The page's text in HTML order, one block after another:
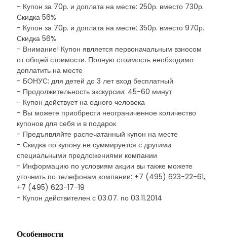
- Купон за 70р. и доплата на месте: 250р. вместо 730р.
Скидка 56%
- Купон за 70р. и доплата на месте: 350р. вместо 970р.
Скидка 56%
- Внимание! Купон является первоначальным взносом
от общей стоимости. Полную стоимость необходимо
доплатить на месте
- БОНУС: для детей до 3 лет вход бесплатный
- Продолжительность экскурсии: 45-60 минут
- Купон действует на одного человека
- Вы можете приобрести неограниченное количество
купонов для себя и в подарок
- Предъявляйте распечатанный купон на месте
- Скидка по купону не суммируется с другими
специальными предложениями компании
- Информацию по условиям акции вы также можете
уточнить по телефонам компании: +7 (495) 623-22-61,
+7 (495) 623-17-19
- Купон действителен с 03.07. по 03.11.2014
Особенности